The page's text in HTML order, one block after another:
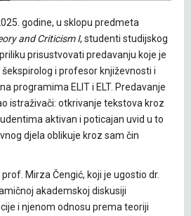
godine, u sklopu predmeta
and Criticism I, studenti studijskog
prisustvovati predavanju koje je
šekspirolog i profesor književnosti i
programima ELIT i ELT. Predavanje
istraživači: otkrivanje tekstova kroz
aktivan i poticajan uvid u to
djela oblikuje kroz sam čin
Mirza Čengić, koji je ugostio dr.
akademskoj diskusiji
i njenom odnosu prema teoriji